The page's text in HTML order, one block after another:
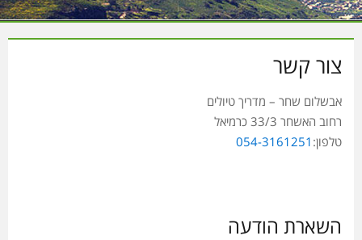
צור קשר
אבשלום שחר – מדריך טיולים
רחוב האשחר 33/3 כרמיאל
טלפון: 054-3161251
השארת הודעה